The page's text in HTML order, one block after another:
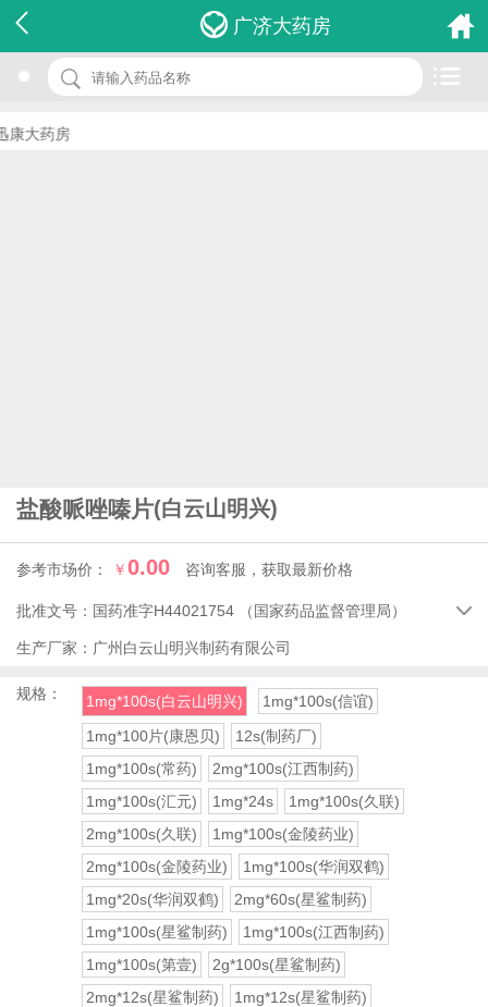
广济大药房
大药房
盐酸哌唑嗪片(白云山明兴)
参考市场价： ￥0.00 咨询客服，获取最新价格
名 称：盐酸哌唑嗪片
品 牌：(白云山明兴)
批准文号： 国药准字H44021754 （国家药品监督管理局） 
生产厂家： 广州白云山明兴制药有限公司
规格： 1mg*100s(白云山明兴)
1mg*100s(信谊)
1mg*100片(康恩贝)
12s(制药厂)
1mg*100s(常药)
2mg*100s(江西制药)
1mg*100s(汇元)
1mg*24s
1mg*100s(久联)
2mg*100s(久联)
1mg*100s(金陵药业)
2mg*100s(金陵药业)
1mg*100s(华润双鹤)
1mg*20s(华润双鹤)
2mg*60s(星鲨制药)
1mg*100s(星鲨制药)
1mg*100s(江西制药)
1mg*100s(第壹)
2g*100s(星鲨制药)
2mg*12s(星鲨制药)
1mg*12s(星鲨制药)